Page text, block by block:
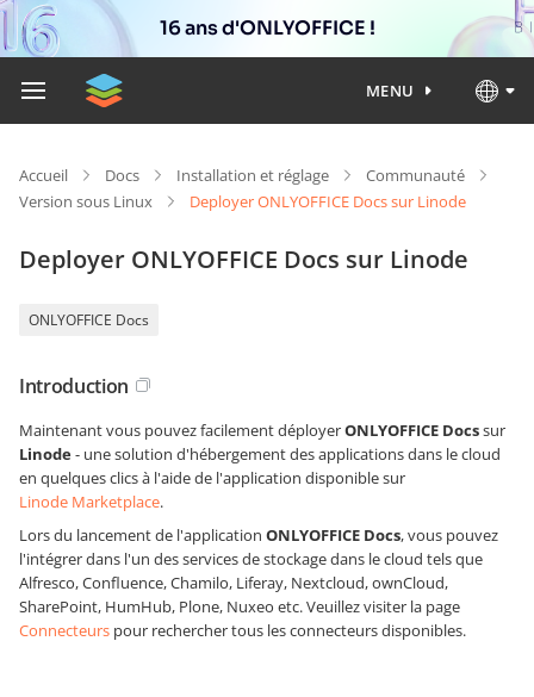
16 ans d'ONLYOFFICE !
MENU
Accueil Docs Installation et réglage
Communauté
Version sous Linux
Deployer ONLYOFFICE Docs sur Linode
Deployer ONLYOFFICE Docs sur Linode
ONLYOFFICE Docs
Introduction
Maintenant vous pouvez facilement déployerONLYOFFICE Docssur
Linode- une solution d'hébergement des applications dans le cloud
en quelques clics à l'aide de l'application disponible sur
Linode Marketplace.
Lors du lancement de l'application ONLYOFFICE Docs, vous pouvez
l'intégrer dans l'un des services de stockage dans le cloud tels que
Alfresco, Confluence, Chamilo, Liferay, Nextcloud, ownCloud,
SharePoint, HumHub, Plone, Nuxeo etc. Veuillez visiter la page
Connecteurs pour rechercher tous les connecteurs disponibles.